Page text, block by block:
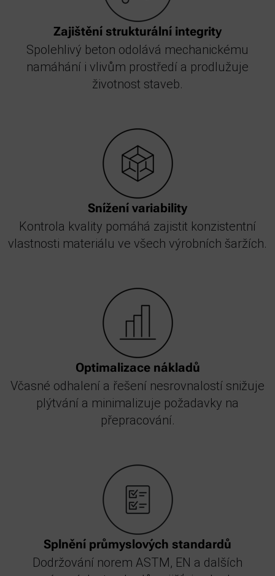
Zajištění strukturální integrity
Spolehlivý beton odolává mechanickému
namáhání i vlivům prostředí a prodlužuje
životnost staveb.
Snížení variability
Kontrola kvality pomáhá zajistit konzistentní
vlastnosti materiálu ve všech výrobních šaržích.
Optimalizace nákladů
Včasné odhalení a řešení nesrovnalostí snižuje
plýtvání a minimalizuje požadavky na
přepracování.
Splnění průmyslových standardů
Dodržování norem ASTM, EN a dalších